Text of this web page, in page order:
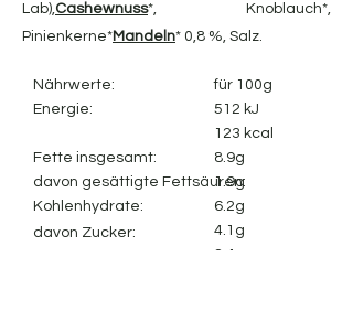
Lab),Cashewnuss*, Knoblauch*,
Pinienkerne*Mandeln* 0,8 %, Salz.
Nährwerte:
Energie:
Fette insgesamt:
davon gesättigte Fettsäuren:
Kohlenhydrate:
davon Zucker:
für 100g
512 kJ
123 kcal
8.9g
1.9g
6.2g
4.1g
2.4g